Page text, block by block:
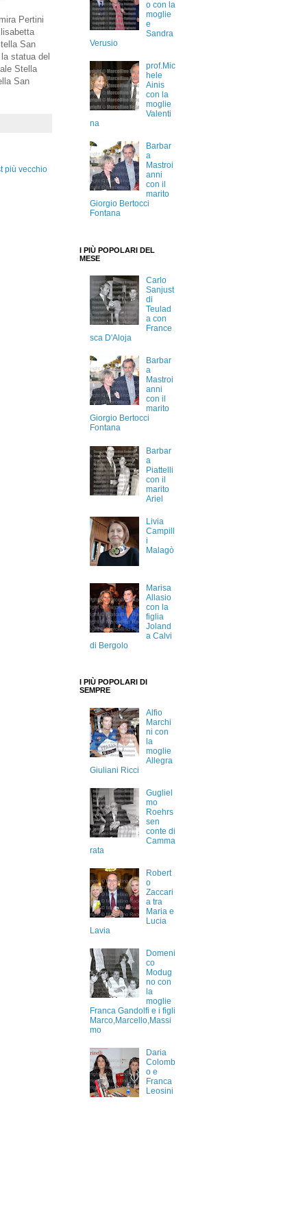
Pertini
San
statua del
Stella
San
più vecchio
o con la
moglie
e
Sandra
Verusio
prof.Mic
hele
Ainis
con la
moglie
Valenti
na
Barbar
a
Mastroi
anni
con il
marito
Giorgio Bertocci
Fontana
I PIÙ POPOLARI DEL
MESE
Carlo
Sanjust
di
Teulad
a con
France
sca D'Aloja
Barbar
a
Mastroi
anni
con il
marito
Giorgio Bertocci
Fontana
Barbar
a
Piattelli
con il
marito
Ariel
Livia
Campill
i
Malagò
Marisa
Allasio
con la
figlia
Joland
a Calvi
di Bergolo
I PIÙ POPOLARI DI
SEMPRE
Alfio
Marchi
ni con
la
moglie
Allegra
Giuliani Ricci
Gugliel
mo
Roehrs
sen
conte di
Camma
rata
Robert
o
Zaccari
a tra
Maria e
Lucia
Lavia
Domeni
co
Modug
no con
la
moglie
Franca Gandolfi e i figli
Marco,Marcello,Massi
mo
Daria
Colomb
o e
Franca
Leosini